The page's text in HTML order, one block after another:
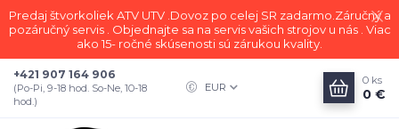
Predaj štvorkoliek ATV UTV .Dovoz po celej SR zadarmo.Záručný a
pozáručný servis . Objednajte sa na servis vašich strojov u nás . Viac
ako 15- ročné skúsenosti sú zárukou kvality.
EUR
+421 907 164 906
(Po-Pi, 9-18 hod. So-Ne, 10-18
hod.)
0 ks
0 €